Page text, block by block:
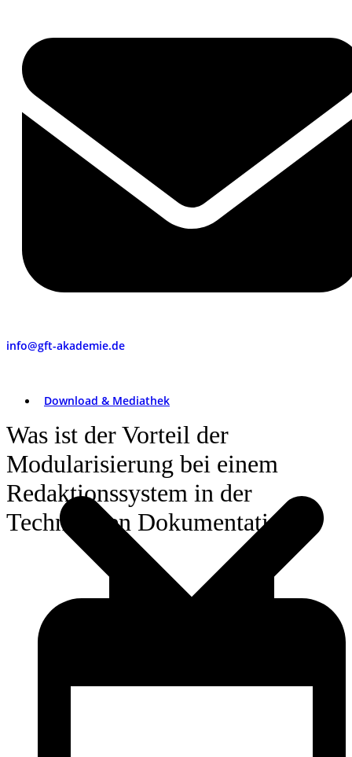
info@gft-akademie.de
Download & Mediathek
Was ist der Vorteil der
Modularisierung bei einem
Redaktionssystem in der
Technischen Dokumentation?